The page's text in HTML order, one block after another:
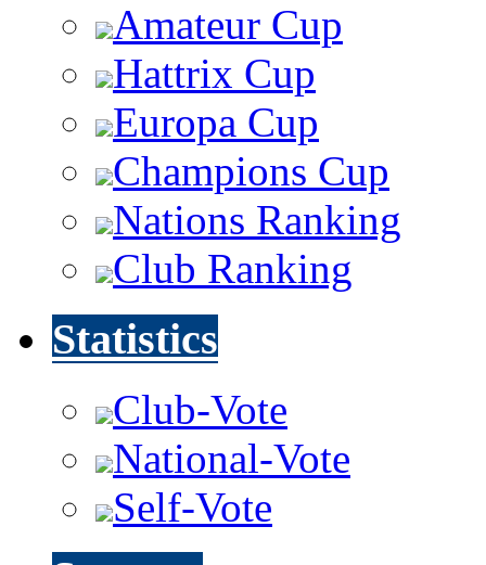
Amateur Cup
Hattrix Cup
Europa Cup
Champions Cup
Nations Ranking
Club Ranking
Statistics
Club-Vote
National-Vote
Self-Vote